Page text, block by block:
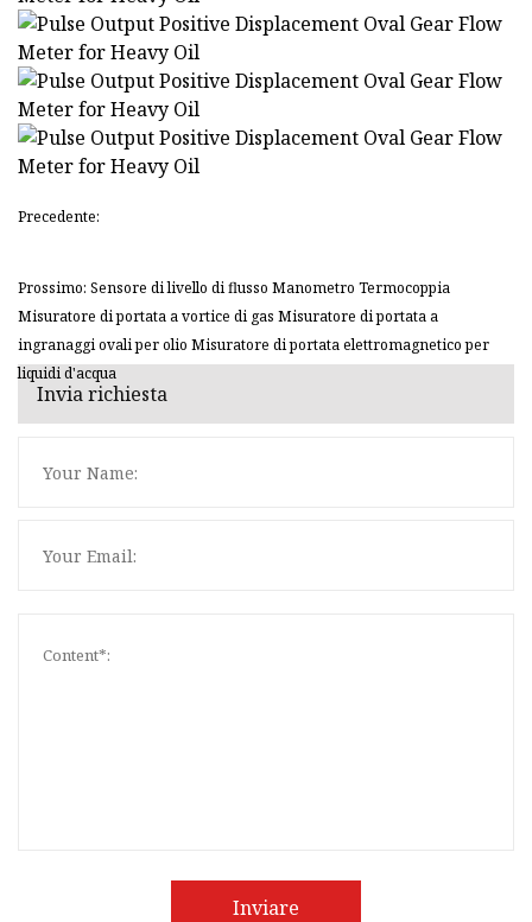
Precedente:
Prossimo: Sensore di livello di flusso Manometro Termocoppia
Misuratore di portata a vortice di gas Misuratore di portata a
ingranaggi ovali per olio Misuratore di portata elettromagnetico per
liquidi d'acqua
Invia richiesta
Inviare